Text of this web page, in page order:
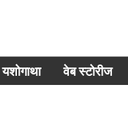
यशोगाथा वेब स्टोरीज